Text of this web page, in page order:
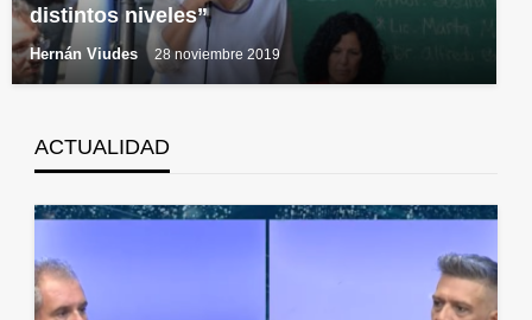
distintos niveles”
Hernán Viudes 28 noviembre 2019
ACTUALIDAD